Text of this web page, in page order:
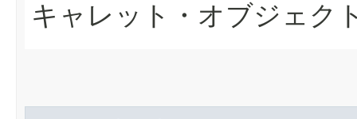
キャレット・オブジェク